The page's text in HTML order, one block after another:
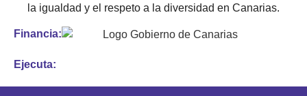
la igualdad y el respeto a la diversidad en Canarias.
Financia:
Ejecuta: